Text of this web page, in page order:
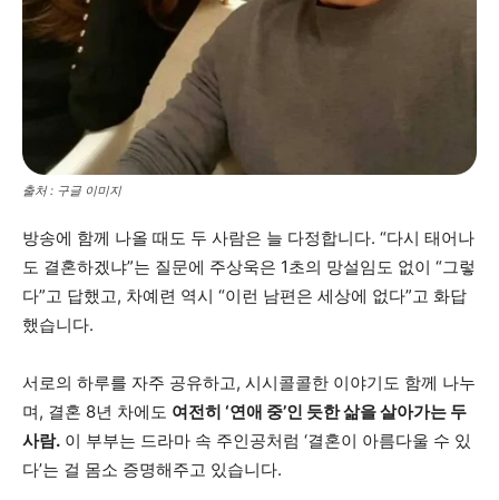
출처 : 구글 이미지
방송에 함께 나올 때도 두 사람은 늘 다정합니다. “다시 태어나
도 결혼하겠냐”는 질문에 주상욱은 1초의 망설임도 없이 “그렇
다”고 답했고, 차예련 역시 “이런 남편은 세상에 없다”고 화답
했습니다.
서로의 하루를 자주 공유하고, 시시콜콜한 이야기도 함께 나누
며, 결혼 8년 차에도 여전히 ‘연애 중’인 듯한 삶을 살아가는 두
사람. 이 부부는 드라마 속 주인공처럼 ‘결혼이 아름다울 수 있
다’는 걸 몸소 증명해주고 있습니다.